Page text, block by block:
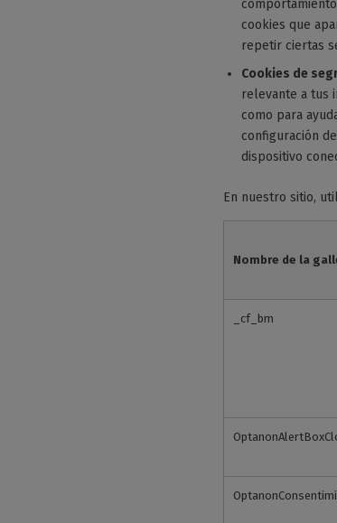
cookies que
repetir ciertas
Cookies de
relevante a tus
como para
configuración
dispositivo
En nuestro sitio,
Nombre de la
_cf_bm